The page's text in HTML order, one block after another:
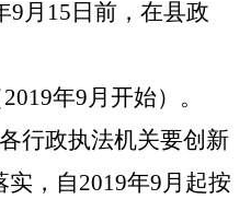
9月15日前，在县政
年9月开始）。
行政执法机关要创新
，自2019年9月起按